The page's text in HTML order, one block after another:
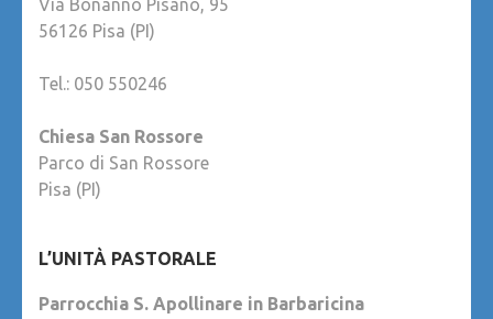
Via Bonanno Pisano, 95
56126 Pisa (PI)
Tel.: 050 550246
Chiesa San Rossore
Parco di San Rossore
Pisa (PI)
L’UNITÀ PASTORALE
Parrocchia S. Apollinare in Barbaricina